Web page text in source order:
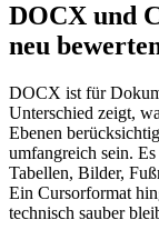
DOCX und
neu
DOCX ist für
Unterschied zeigt,
Ebenen
umfangreich sein.
Tabellen, Bilder,
Ein Cursorformat
technisch sauber